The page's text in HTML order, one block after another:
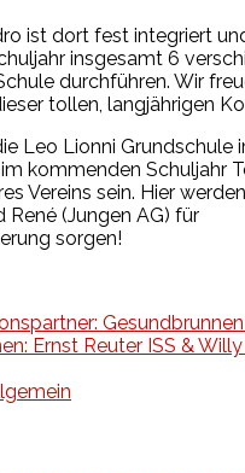
ist dort fest integriert
insgesamt 6
durchführen. Wir
tollen, langjährigen
Leo Lionni Grundschule
kommenden Schuljahr
Vereins sein. Hier
René (Jungen AG) für
sorgen!
Ernst Reuter ISS &